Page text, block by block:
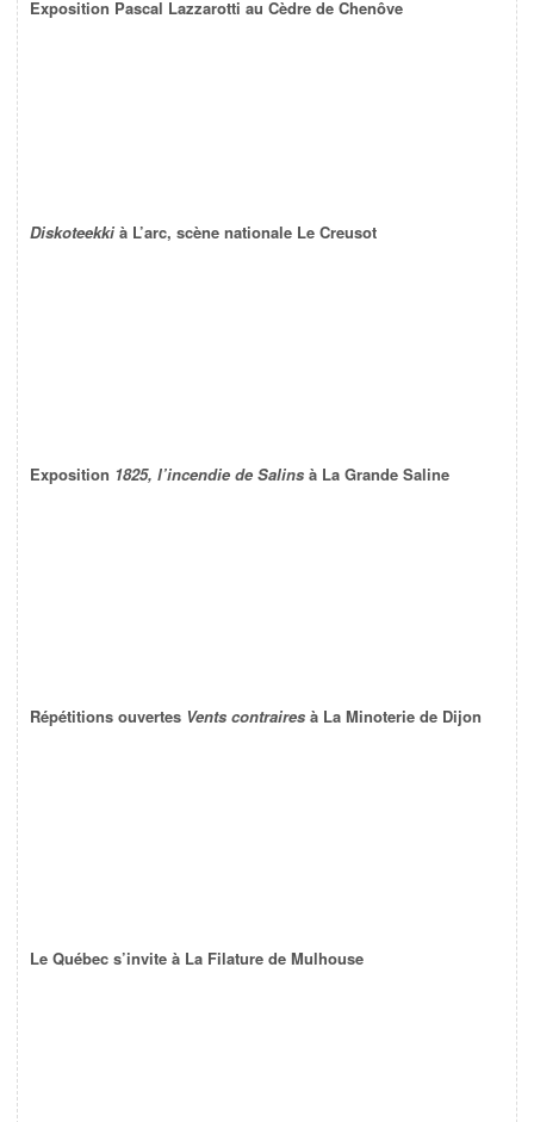
Exposition Pascal Lazzarotti au Cèdre de Chenôve
Diskoteekki à L’arc, scène nationale Le Creusot
Exposition 1825, l’incendie de Salins à La Grande Saline
Répétitions ouvertes Vents contraires à La Minoterie de Dijon
Le Québec s’invite à La Filature de Mulhouse